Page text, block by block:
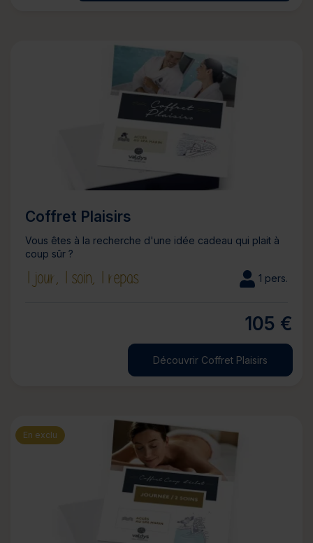
Coffret Plaisirs
Vous êtes à la recherche d'une idée cadeau qui plait à
coup sûr ?
1 jour, 1 soin, 1 repas 1 pers.
105 €
Découvrir Coffret Plaisirs
En exclu